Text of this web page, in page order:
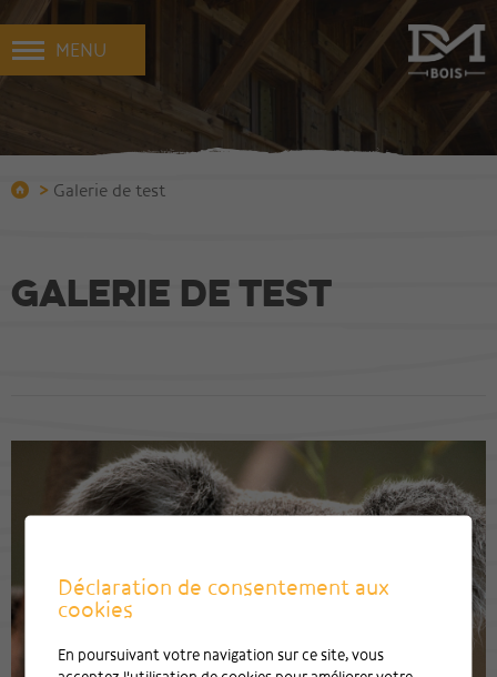
MENU
> Galerie de test
Galerie de test
Déclaration de consentement aux
cookies
En poursuivant votre navigation sur ce site, vous